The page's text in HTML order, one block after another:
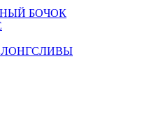
БОЧОК